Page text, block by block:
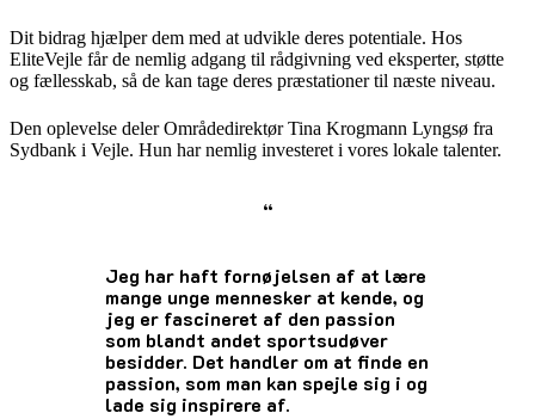
Dit bidrag hjælper dem med at udvikle deres potentiale. Hos
EliteVejle får de nemlig adgang til rådgivning ved eksperter, støtte
og fællesskab, så de kan tage deres præstationer til næste niveau.
Den oplevelse deler Områdedirektør Tina Krogmann Lyngsø fra
Sydbank i Vejle. Hun har nemlig investeret i vores lokale talenter.
“
Jeg har haft fornøjelsen af at lære
mange unge mennesker at kende, og
jeg er fascineret af den passion
som blandt andet sportsudøver
besidder. Det handler om at finde en
passion, som man kan spejle sig i og
lade sig inspirere af.